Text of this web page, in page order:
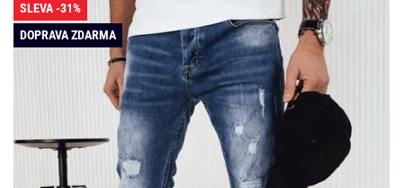
SLEVA -31%
DOPRAVA ZDARMA